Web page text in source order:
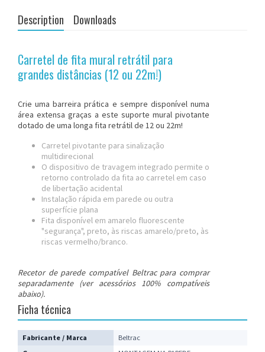
Description Downloads
Carretel de fita mural retrátil para
grandes distâncias (12 ou 22m!)
Crie uma barreira prática e sempre disponível numa
área extensa graças a este suporte mural pivotante
dotado de uma longa fita retrátil de 12 ou 22m!
Carretel pivotante para sinalização
multidirecional
O dispositivo de travagem integrado permite o
retorno controlado da fita ao carretel em caso
de libertação acidental
Instalação rápida em parede ou outra
superfície plana
Fita disponível em amarelo fluorescente
"segurança", preto, às riscas amarelo/preto, às
riscas vermelho/branco.
Recetor de parede compatível Beltrac para comprar
separadamente (ver acessórios 100% compatíveis
abaixo).
Ficha técnica
Fabricante / Marca
Beltrac